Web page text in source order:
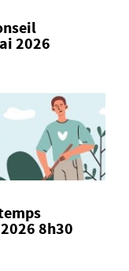
2026
8h30